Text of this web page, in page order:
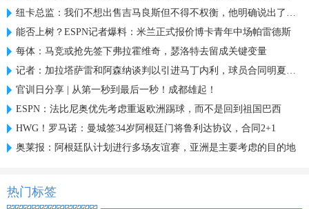
纽卡总监：我们不想出售吉马良斯但不得不权衡，他明确说出了意愿
能否上树？ESPN记者爆料：米兰正式报价博卡青年中场帕雷德斯
每体：马竞或抢先签下弗拉霍维奇，瑟洛特去留成关键变量
记者：加拉塔萨雷和阿森纳谈判以引进马丁内利，球员合同明夏到期
官训日分享 | 从第一秒到最后一秒！成都雄起！
ESPN：法比尼奥优先考虑重返欧洲踢球，而不是回到祖国巴西
HWG！罗马诺：曼城签34岁阿根廷门将鲁利达协议，合同2+1
奥莱报：阿根廷队计划进行多场友谊赛，亚洲是主要考虑的目的地
热门标签